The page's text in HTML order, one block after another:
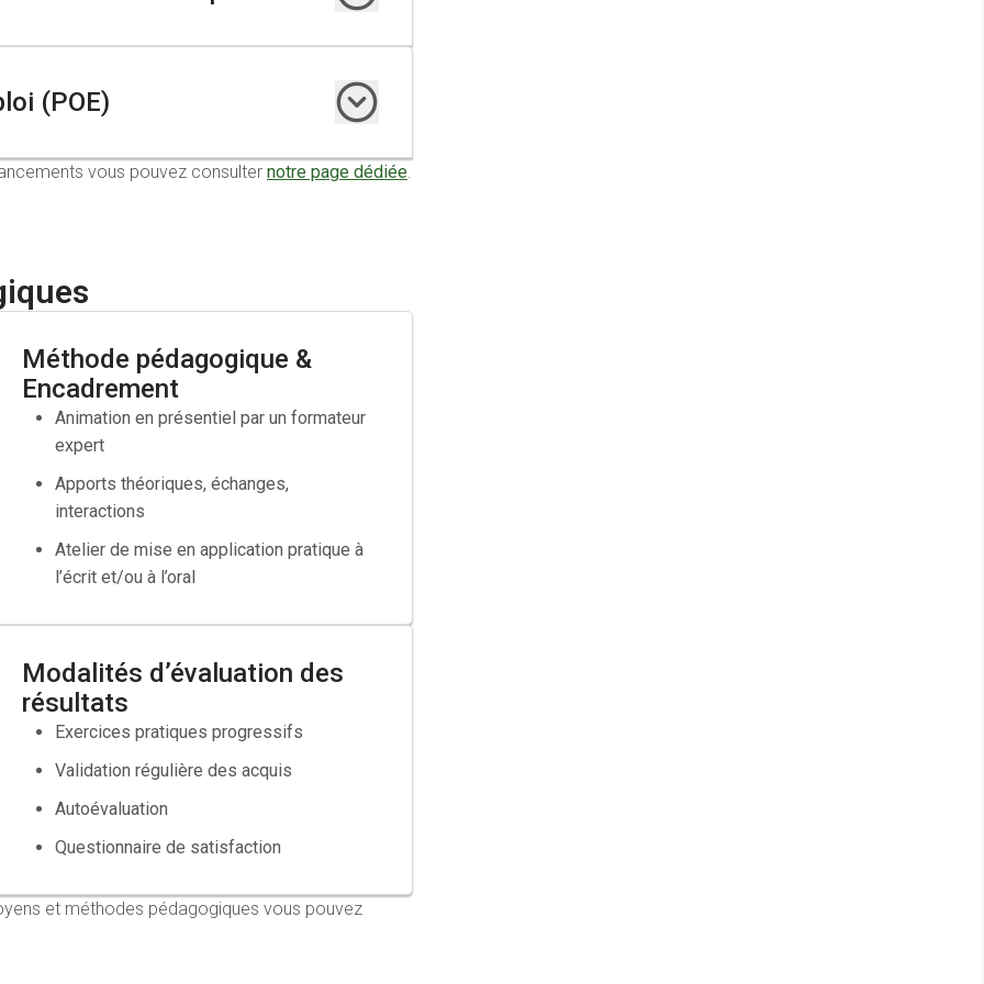
d’un accompagnement CSP (Contrat de
(POE)
de votre OPCO
vous pouvez consulter notre page dédiée.
Méthode pédagogique &
Encadrement
Animation en présentiel par un formateur
expert
Apports théoriques, échanges,
interactions
Atelier de mise en application pratique à
l’écrit et/ou à l’oral
Modalités d’évaluation des
résultats
Exercices pratiques progressifs
Validation régulière des acquis
Autoévaluation
Questionnaire de satisfaction
et méthodes pédagogiques vous pouvez